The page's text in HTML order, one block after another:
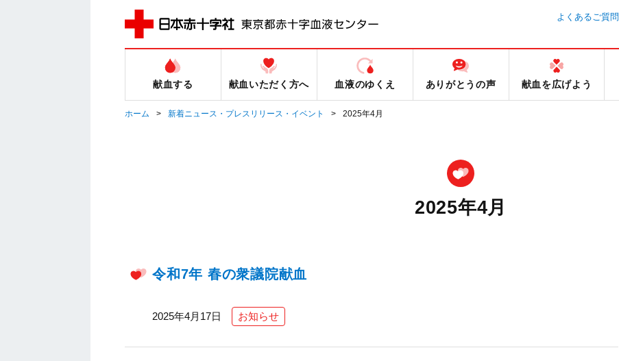
よくあるご質問
献血する 献血いただく方へ 血液のゆくえ ありがとうの声 献血を広げよう
ホーム 新着ニュース・プレスリリース・イベント 2025年4月
2025年4月
令和7年 春の衆議院献血
2025年4月17日 お知らせ